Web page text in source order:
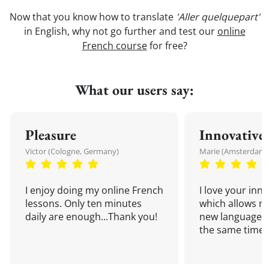
Now that you know how to translate 'Aller quelquepart'
in English, why not go further and test our online
French coursefor free?
What our users say:
Pleasure
Victor (Cologne, Germany)
I enjoy doing my online French
lessons. Only ten minutes
daily are enough...Thank you!
Innovative
Marie
I love your
which allows
new language
the same time!